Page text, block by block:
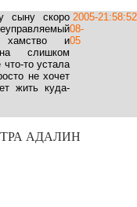
сыну скоро
хамство и
слишком
то устала
не хочет
жить куда-
2005-
08-
05
21:58:52
АДАЛИН